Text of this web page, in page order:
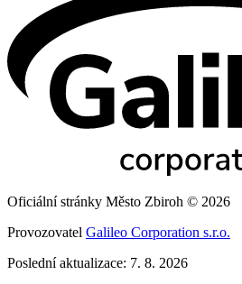
Oficiální stránky Město Zbiroh © 2026
Provozovatel Galileo Corporation s.r.o.
Poslední aktualizace: 7. 8. 2026